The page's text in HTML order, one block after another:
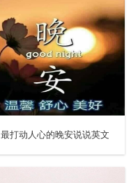
最打动人心的晚安说说英文